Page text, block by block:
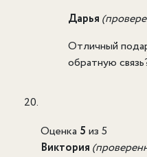
Дарья
Отличный
обратную
Оценка 5 из 5
Виктория